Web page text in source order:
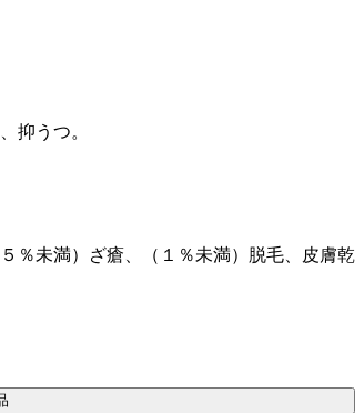
抑うつ。
％未満）ざ瘡、（１％未満）脱毛、皮膚乾